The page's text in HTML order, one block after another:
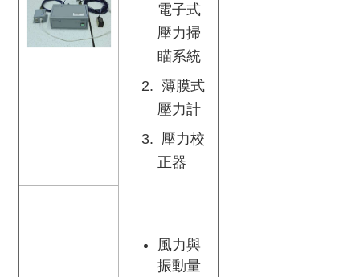
電子式
壓力掃
瞄系統
薄膜式
壓力計
壓力校
正器
風力與
振動量